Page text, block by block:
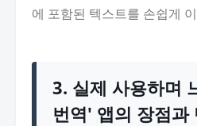
에 포함된 텍스트를 손쉽게
3. 실제 사용하며
번역' 앱의 장점과